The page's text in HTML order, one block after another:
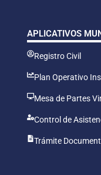
APLICATIVOS
Registro Civil
Plan Operativo
Mesa de Partes
Control de
Trámite